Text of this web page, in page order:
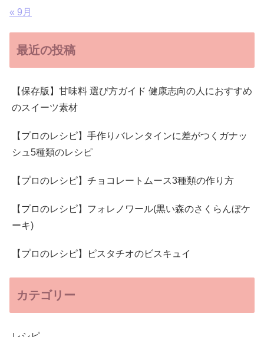
« 9月
最近の投稿
【保存版】甘味料 選び方ガイド 健康志向の人におすすめ
のスイーツ素材
【プロのレシピ】手作りバレンタインに差がつくガナッ
シュ5種類のレシピ
【プロのレシピ】チョコレートムース3種類の作り方
【プロのレシピ】フォレノワール(黒い森のさくらんぼケ
ーキ)
【プロのレシピ】ピスタチオのビスキュイ
カテゴリー